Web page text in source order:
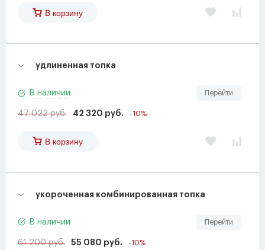
В корзину
удлиненная топка
Перейти
В наличии
47 022 руб. 42 320 руб. -10%
В корзину
укороченная комбинированная топка
Перейти
В наличии
61 200 руб. 55 080 руб. -10%